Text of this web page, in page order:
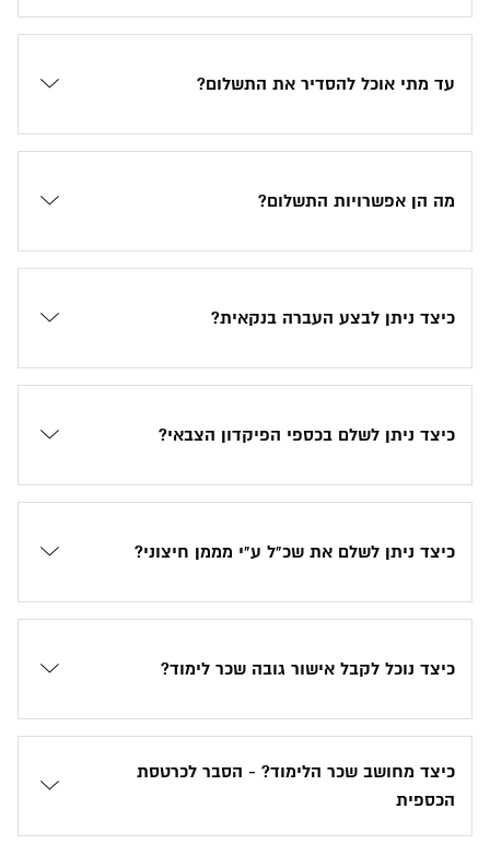
עד מתי אוכל להסדיר את התשלום?
מה הן אפשרויות התשלום?
כיצד ניתן לבצע העברה בנקאית?
כיצד ניתן לשלם בכספי הפיקדון הצבאי?
כיצד ניתן לשלם את שכ"ל ע"י מממן חיצוני?
כיצד נוכל לקבל אישור גובה שכר לימוד?
כיצד מחושב שכר הלימוד? - הסבר לכרטסת
הכספית